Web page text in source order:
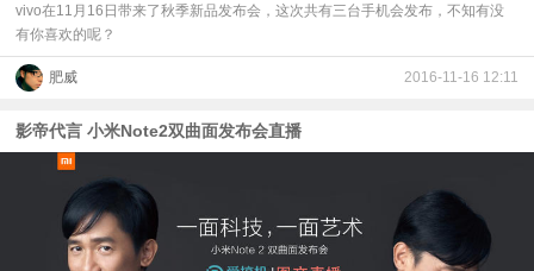
vivo在11月16日带来了秋季新品发布会，这次共有三台手机会发布，不知有没
有你喜欢的呢？
肥威 2016-11-16 12:11
影帝代言 小米Note2双曲面发布会直播